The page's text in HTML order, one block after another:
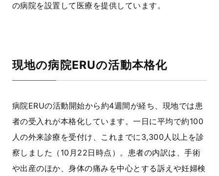
の病院を設置して医療を提供しています。
現地の病院ERUの活動本格化
病院ERUの活動開始から約4週間が経ち、現地では患
者の受入れが本格化しています。一日に平均で約100
人の外来診療を受付け、これまでに3,300人以上を診
察しました（ 10 月 22日時点）。患者の内訳は、手術
や出産のほか、身体の痛みを中心とする訴えや妊婦検